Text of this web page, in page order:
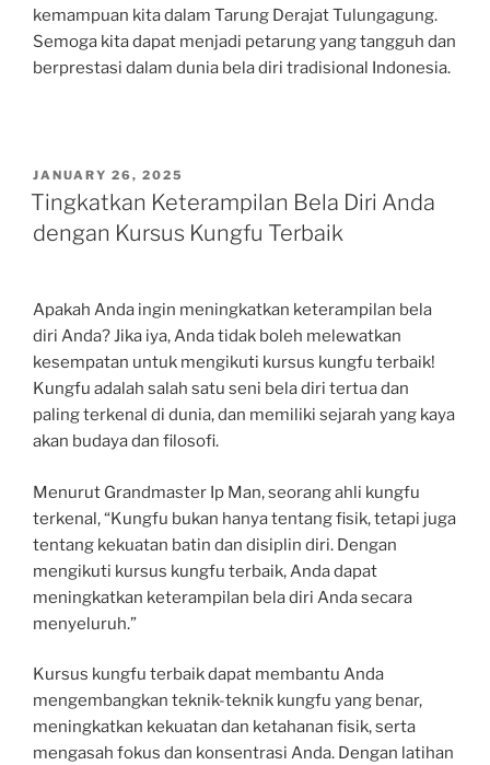
kemampuan kita dalam Tarung Derajat Tulungagung.
Semoga kita dapat menjadi petarung yang tangguh dan
berprestasi dalam dunia bela diri tradisional Indonesia.
POSTED
ON
JANUARY 26, 2025
Tingkatkan Keterampilan Bela Diri Anda
dengan Kursus Kungfu Terbaik
Apakah Anda ingin meningkatkan keterampilan bela
diri Anda? Jika iya, Anda tidak boleh melewatkan
kesempatan untuk mengikuti kursus kungfu terbaik!
Kungfu adalah salah satu seni bela diri tertua dan
paling terkenal di dunia, dan memiliki sejarah yang kaya
akan budaya dan filosofi.
Menurut Grandmaster Ip Man, seorang ahli kungfu
terkenal, “Kungfu bukan hanya tentang fisik, tetapi juga
tentang kekuatan batin dan disiplin diri. Dengan
mengikuti kursus kungfu terbaik, Anda dapat
meningkatkan keterampilan bela diri Anda secara
menyeluruh.”
Kursus kungfu terbaik dapat membantu Anda
mengembangkan teknik-teknik kungfu yang benar,
meningkatkan kekuatan dan ketahanan fisik, serta
mengasah fokus dan konsentrasi Anda. Dengan latihan